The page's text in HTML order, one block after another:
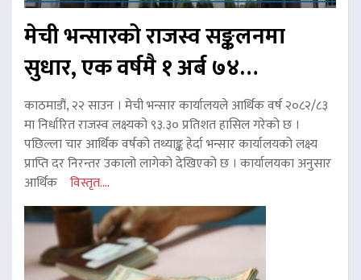
मेची भन्सारको राजस्व सङ्कलनमा
सुधार, एक वर्षमै १ अर्ब ७४…
काठमाडौं, २२ साउन । मेची भन्सार कार्यालयले आर्थिक वर्ष २०८२/८३
मा निर्धारित राजस्व लक्ष्यको ९३.३० प्रतिशत हासिल गरेको छ ।
पछिल्ला चार आर्थिक वर्षको तथ्याङ्क हेर्दा भन्सार कार्यालयको लक्ष्य
प्राप्ति दर निरन्तर उकालो लागेको देखिएको छ । कार्यालयका अनुसार
आर्थिक विस्तृत....